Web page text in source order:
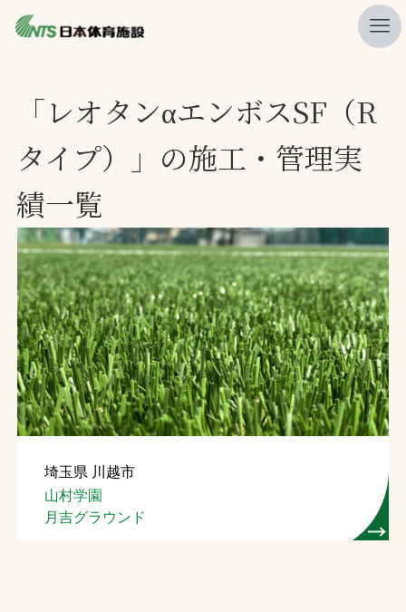
ニュース
プレスリリース
レポート
製品・サービス一覧
施工・管理実績一覧
会社概要
採用情報
検索
お問合せ
お取引先の皆様へ
プライバシーポリシー
「レオタンαエンボスSF（R
タイプ）」の施工・管理実
績一覧
埼玉県 川越市
山村学園
月吉グラウンド